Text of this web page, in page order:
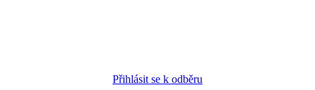
Přihlásit se k odběru